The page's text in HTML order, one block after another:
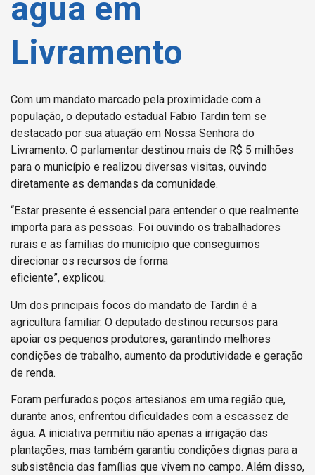
água em
Livramento
Com um mandato marcado pela proximidade com a
população, o deputado estadual Fabio Tardin tem se
destacado por sua atuação em Nossa Senhora do
Livramento. O parlamentar destinou mais de R$ 5 milhões
para o município e realizou diversas visitas, ouvindo
diretamente as demandas da comunidade.
“Estar presente é essencial para entender o que realmente
importa para as pessoas. Foi ouvindo os trabalhadores
rurais e as famílias do município que conseguimos
direcionar os recursos de forma
eficiente”, explicou.
Um dos principais focos do mandato de Tardin é a
agricultura familiar. O deputado destinou recursos para
apoiar os pequenos produtores, garantindo melhores
condições de trabalho, aumento da produtividade e geração
de renda.
Foram perfurados poços artesianos em uma região que,
durante anos, enfrentou dificuldades com a escassez de
água. A iniciativa permitiu não apenas a irrigação das
plantações, mas também garantiu condições dignas para a
subsistência das famílias que vivem no campo. Além disso,